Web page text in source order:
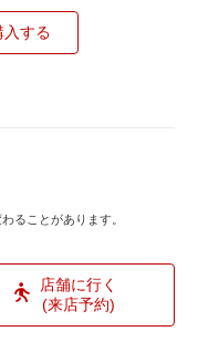
する
ることがあります。
店舗に行く
(来店予約)